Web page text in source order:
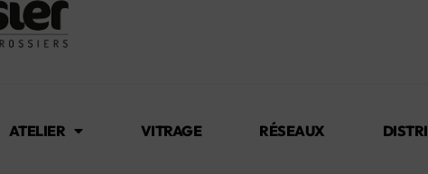
ATELIER VITRAGE RÉSEAUX